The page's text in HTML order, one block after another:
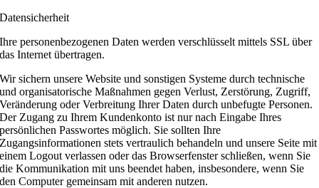
Datensicherheit
Ihre personenbezogenen Daten werden verschlüsselt mittels SSL über
das Internet übertragen.
Wir sichern unsere Website und sonstigen Systeme durch technische
und organisatorische Maßnahmen gegen Verlust, Zerstörung, Zugriff,
Veränderung oder Verbreitung Ihrer Daten durch unbefugte Personen.
Der Zugang zu Ihrem Kundenkonto ist nur nach Eingabe Ihres
persönlichen Passwortes möglich. Sie sollten Ihre
Zugangsinformationen stets vertraulich behandeln und unsere Seite mit
einem Logout verlassen oder das Browserfenster schließen, wenn Sie
die Kommunikation mit uns beendet haben, insbesondere, wenn Sie
den Computer gemeinsam mit anderen nutzen.